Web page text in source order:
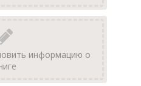
информацию о